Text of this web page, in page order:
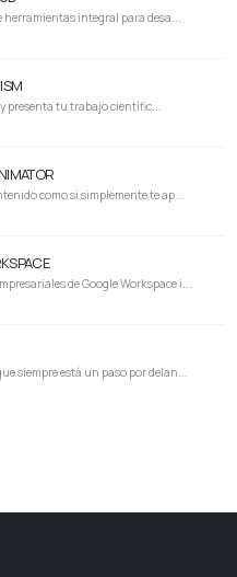
herramientas integral para desa...
presenta tu trabajo científic...
como si simplemente te ap...
de Google Workspace i...
siempre está un paso por delan...